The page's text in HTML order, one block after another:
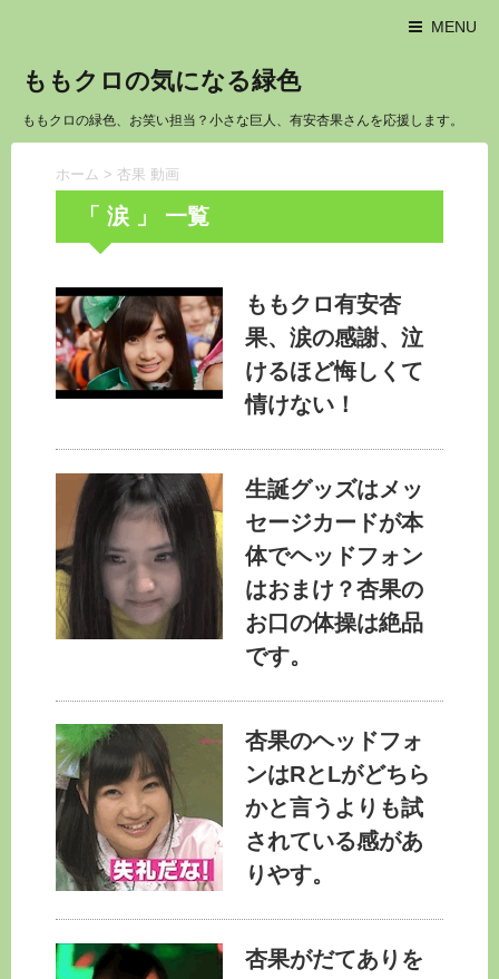
MENU
ももクロの気になる緑色
ももクロの緑色、お笑い担当？小さな巨人、有安杏果さんを応援します。
ホーム > 杏果 動画
「 涙 」 一覧
ももクロ有安杏
果、涙の感謝、泣
けるほど悔しくて
情けない！
生誕グッズはメッ
セージカードが本
体でヘッドフォン
はおまけ？杏果の
お口の体操は絶品
です。
杏果のヘッドフォ
ンはRとLがどちら
かと言うよりも試
されている感があ
りやす。
杏果がだてありを